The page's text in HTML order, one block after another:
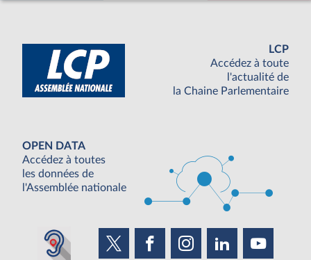
LCP
Accédez à toute
l'actualité de
la Chaine Parlementaire
OPEN DATA
Accédez à toutes
les données de
l'Assemblée nationale